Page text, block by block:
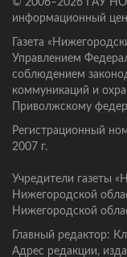
© 2006–2026 ГАУ НО
информационный
Газета
Управлением
соблюдением
коммуникаций и
Приволжскому
Регистрационный
2007 г.
Учредители газеты
Нижегородской
Нижегородской
Главный редактор:
Адрес редакции,